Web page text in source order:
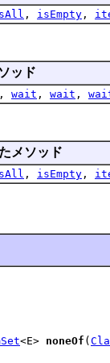
, isEmpty ,
ッド
, wait , wait ,
メソッド
, isEmpty ,
<E> noneOf (